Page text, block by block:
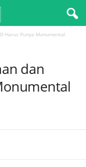
Harus Punya Monumental
dan